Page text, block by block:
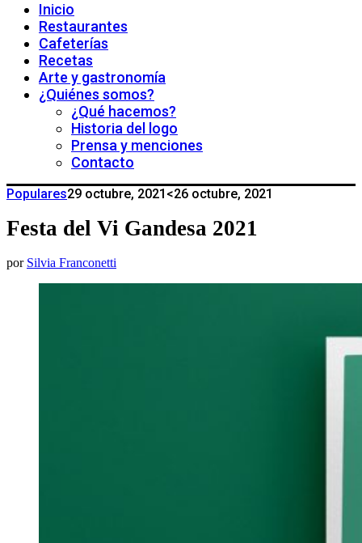
Inicio
Restaurantes
Cafeterías
Recetas
Arte y gastronomía
¿Quiénes somos?
¿Qué hacemos?
Historia del logo
Prensa y menciones
Contacto
Populares29 octubre, 2021 <26 octubre, 2021
Festa del Vi Gandesa 2021
por Silvia Franconetti